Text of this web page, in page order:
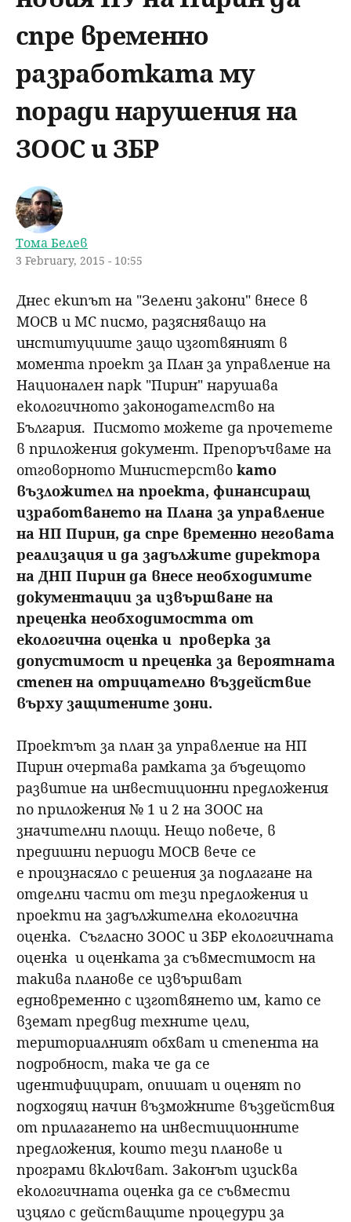
н
ю
ъ
р
с
е
е
u
спре временно
разработката му
поради нарушения на
ЗООС и ЗБР
Тома Белев
3 February, 2015 - 10:55
Днес екипът на "Зелени закони" внесе в
МОСВ и МС писмо, разясняващо на
институциите защо изготвяният в
момента проект за План за управление на
Национален парк "Пирин" нарушава
екологичното законодателство на
България. Писмото можете да прочетете
в приложения документ. Препоръчваме на
отговорното Министерствокато
възложител на проекта, финансиращ
изработването на Плана за управление
на НП Пирин, да спре временно неговата
реализация и да задължите директора
на ДНП Пирин да внесе необходимите
документации за извършване на
преценка необходимостта от
екологична оценка и проверка за
допустимост и преценка за вероятната
степен на отрицателно въздействие
върху защитените зони.
Проектът за план за управление на НП
Пирин очертава рамката за бъдещото
развитие на инвестиционни предложения
по приложения № 1 и 2 на ЗООС на
значителни площи. Нещо повече, в
предишни периоди МОСВ вече се
е произнасяло с решения за подлагане на
отделни части от тези предложения и
проекти на задължителна екологична
оценка. Съгласно ЗООС и ЗБР екологичната
оценка и оценката за съвместимост на
такива планове се извършват
едновременно с изготвянето им, като се
вземат предвид техните цели,
териториалният обхват и степента на
подробност, така че да се
идентифицират, опишат и оценят по
подходящ начин възможните въздействия
от прилагането на инвестиционните
предложения, които тези планове и
програми включват. Законът изисква
екологичната оценка да се съвмести
изцяло с действащите процедури за